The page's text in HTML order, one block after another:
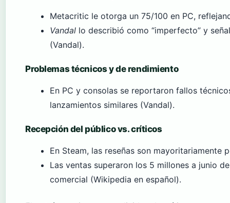
Metacritic le otorga un 75/100 en PC,
Vandal lo describió como “imperfecto” y
(Vandal).
Problemas técnicos y de rendimiento
En PC y consolas se reportaron fallos
lanzamientos similares (Vandal).
Recepción del público vs. críticos
En Steam, las reseñas son mayoritariamente
Las ventas superaron los 5 millones a junio
comercial (Wikipedia en español).